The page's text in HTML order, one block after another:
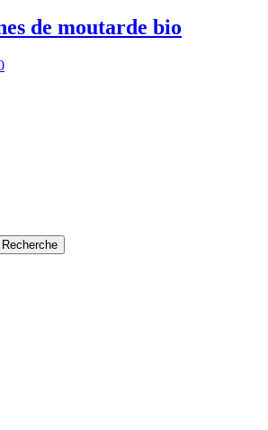
de moutarde bio
Recherche